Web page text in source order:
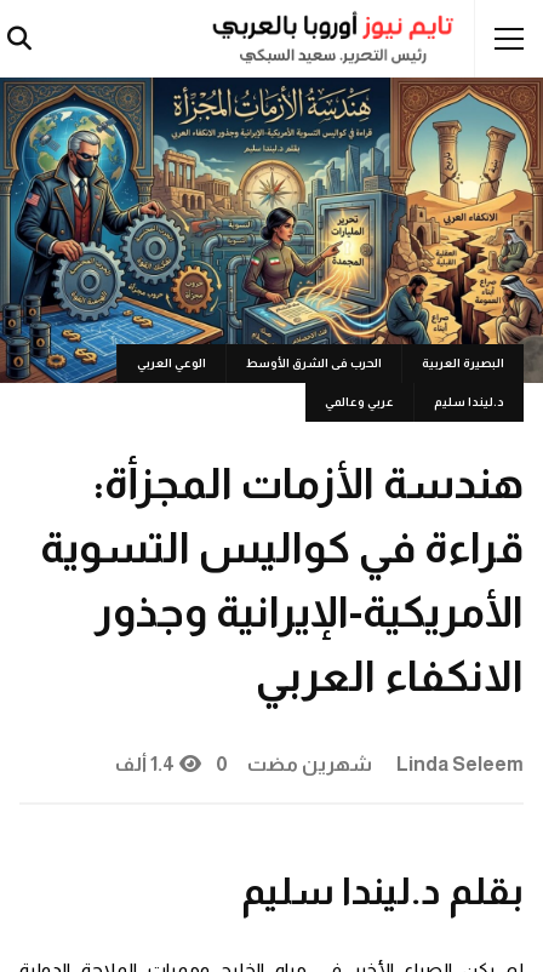
البصيرة العربية الحرب فى الشرق الأوسط الوعي العربي
د.ليندا سليم عربي وعالمي
هندسة الأزمات المجزأة:
قراءة في كواليس التسوية
الأمريكية-الإيرانية وجذور
الانكفاء العربي
Linda Seleem شهرين مضت 0 1.4 ألف
بقلم د.ليندا سليم